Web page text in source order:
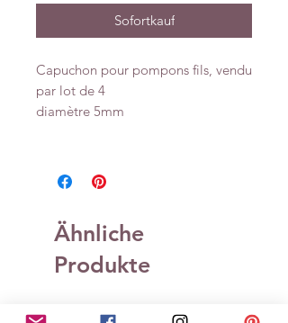
Sofortkauf
Capuchon pour pompons fils, vendu
par lot de 4
diamètre 5mm
Ähnliche
Produkte